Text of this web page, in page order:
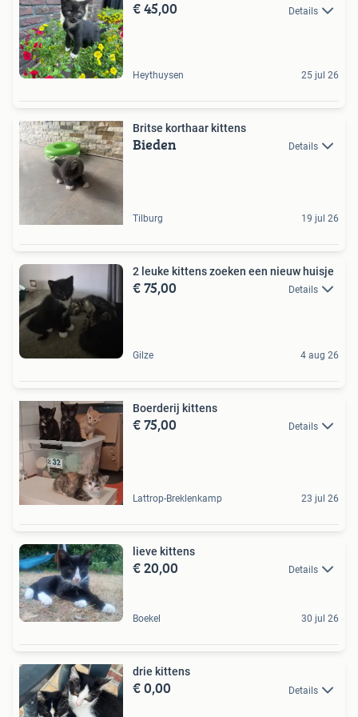
€ 45,00 Details
Heythuysen 25 jul 26
Britse korthaar kittens
Bieden Details
Tilburg 19 jul 26
2 leuke kittens zoeken een nieuw huisje
€ 75,00 Details
Gilze 4 aug 26
Boerderij kittens
€ 75,00 Details
Lattrop-Breklenkamp 23 jul 26
lieve kittens
€ 20,00 Details
Boekel 30 jul 26
drie kittens
€ 0,00 Details